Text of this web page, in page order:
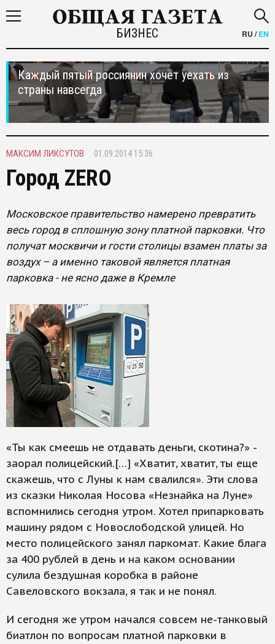
БИЗНЕС RU /EN
Каждый пятый россиянин хочет уехать из
страны навсегда
МАКСИМ ЛИКСУТОВ 01.09.2014 15:36
Город ZERO
Московское правительство намерено превратить
весь город в сплошную зону платной парковки. Что
получат москвичи и гости столицы взамен платы за
воздух – а именно таковой является платная
парковка - не ясно даже в Кремле
«Ты как смеешь не отдавать деньги, скотина?» -
заорал полицейский.[…] «Хватит, хватит, ты еще
скажешь, что с Луны к нам свалился». Эти слова
из сказки Николая Носова «Незнайка на Луне»
вспомнились сегодня утром. Хотел припарковать
машину рядом с Новослободской улицей. Но
место полицейского занял паркомат. Какие блага
за 400 рублей в день и на каком основании
сулила бездушная коробка в районе
Савеловского вокзала, я так и не понял.
И сегодня же утром начался совсем не-танковый
биатлон по вопросам платной парковки в